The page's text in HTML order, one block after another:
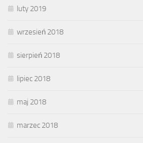
luty 2019
wrzesień 2018
sierpień 2018
lipiec 2018
maj 2018
marzec 2018